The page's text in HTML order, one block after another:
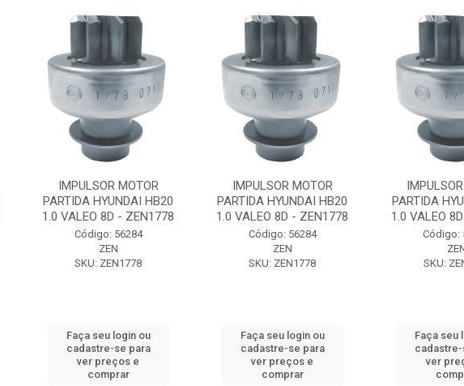
IMPULSOR MOTOR
PARTIDA HYUNDAI HB20
1.0 VALEO 8D - ZEN1778
Código: 56284
ZEN
SKU: ZEN1778
Faça seu login ou
cadastre-se para
ver preços e
comprar
IMPULSOR MOTOR
PARTIDA HYUNDAI HB20
1.0 VALEO 8D - ZEN1778
Código: 56284
ZEN
SKU: ZEN1778
Faça seu login ou
cadastre-se para
ver preços e
comprar
PARTIDA
1.0 VALEO
Código:
SKU:
Faça seu
ver